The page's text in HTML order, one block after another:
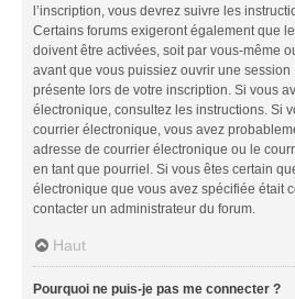
l’inscription, vous devrez suivre les
Certains forums exigeront également que
doivent être activées, soit par vous-même
avant que vous puissiez ouvrir une session
présente lors de votre inscription. Si vous
électronique, consultez les instructions. Si
courrier électronique, vous avez
adresse de courrier électronique ou le
en tant que pourriel. Si vous êtes certain
électronique que vous avez spécifiée était
contacter un administrateur du forum.
Haut
Pourquoi ne puis-je pas me connecter ?